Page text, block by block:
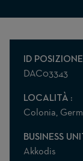
ID POSIZIONE
DAC03343
LOCALITÀ
Colonia,
BUSINESS
Akkodis